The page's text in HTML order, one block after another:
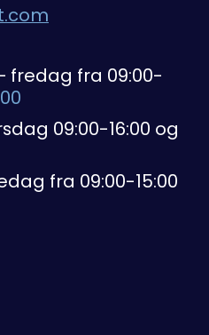
fredag fra 09:00-
09:00-16:00 og
fra 09:00-15:00